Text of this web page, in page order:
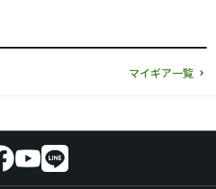
マイギア一覧